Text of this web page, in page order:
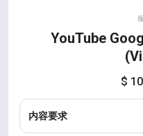
YouTube
$
内容要求